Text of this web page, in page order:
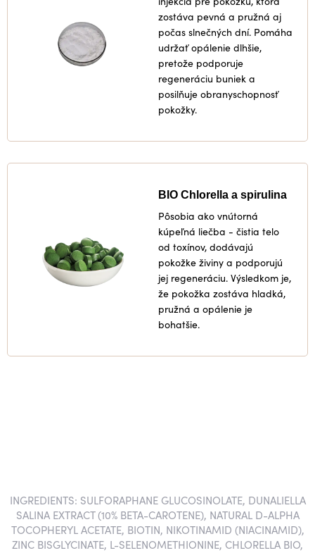
zostáva pevná a pružná aj
počas slnečných dní. Pomáha
udržať opálenie dlhšie,
pretože podporuje
regeneráciu buniek a
posilňuje obranyschopnosť
pokožky.
BIO Chlorella a spirulina
Pôsobia ako vnútorná
kúpeľná liečba - čistia telo
od toxínov, dodávajú
pokožke živiny a podporujú
jej regeneráciu. Výsledkom je,
že pokožka zostáva hladká,
pružná a opálenie je
bohatšie.
INGREDIENTS: SULFORAPHANE GLUCOSINOLATE, DUNALIELLA
SALINA EXTRACT (10% BETA-CAROTENE), NATURAL D-ALPHA
TOCOPHERYL ACETATE, BIOTIN, NIKOTINAMID (NIACINAMID),
ZINC BISGLYCINATE, L-SELENOMETHIONINE, CHLORELLA BIO,